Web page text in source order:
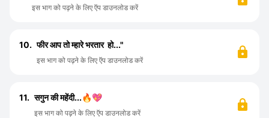
इस भाग को पढ़ने के लिए ऍप डाउनलोड करें
10. फीर आप तो म्हारे भरतार हो..."
इस भाग को पढ़ने के लिए ऍप डाउनलोड करें
11. सगुन की महेंदी...🔥💖
इस भाग को पढ़ने के लिए ऍप डाउनलोड करें